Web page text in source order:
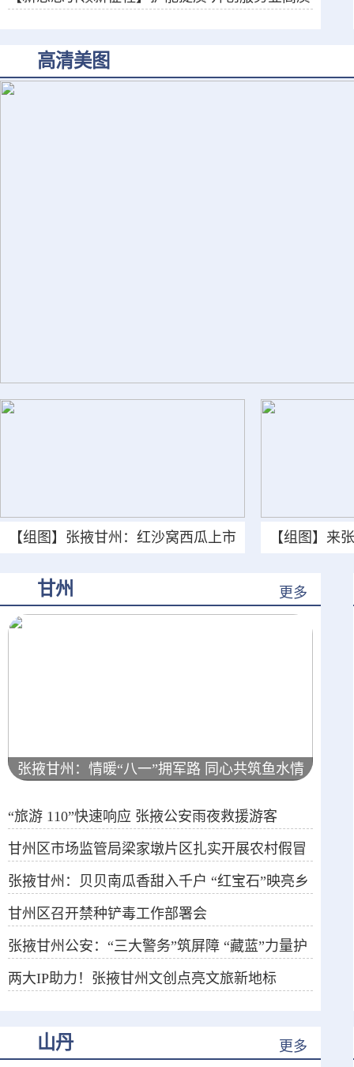
高清美图
【组图】张掖甘州：红沙窝西瓜上市
【组图】来
甘州 更多
张掖甘州：情暖“八一”拥军路 同心共筑鱼水情
“旅游 110”快速响应 张掖公安雨夜救援游客
甘州区市场监管局梁家墩片区扎实开展农村假冒
伪劣食品专项整治
张掖甘州：贝贝南瓜香甜入千户 “红宝石”映亮乡
村致富路
甘州区召开禁种铲毒工作部署会
张掖甘州公安：“三大警务”筑屏障 “藏蓝”力量护
航高质量发展
两大IP助力！张掖甘州文创点亮文旅新地标
山丹 更多